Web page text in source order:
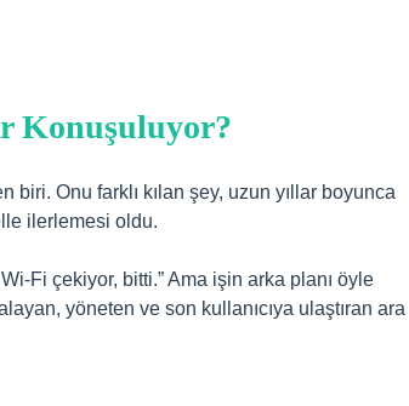
Konuşuluyor?
Onu farklı kılan şey, uzun yıllar boyunca
ilerlemesi oldu.
Fi çekiyor, bitti.” Ama işin arka planı öyle
yöneten ve son kullanıcıya ulaştıran ara